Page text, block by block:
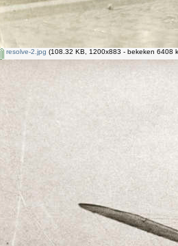
resolve-2.jpg (108.32 KB, 1200x883 - bekeken 6408